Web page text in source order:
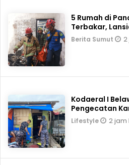
5 Rumah di Pandau Hulu II Medan
Berita Sumut
Kodaeral I
Pengecatan
Lifestyle 2 jam